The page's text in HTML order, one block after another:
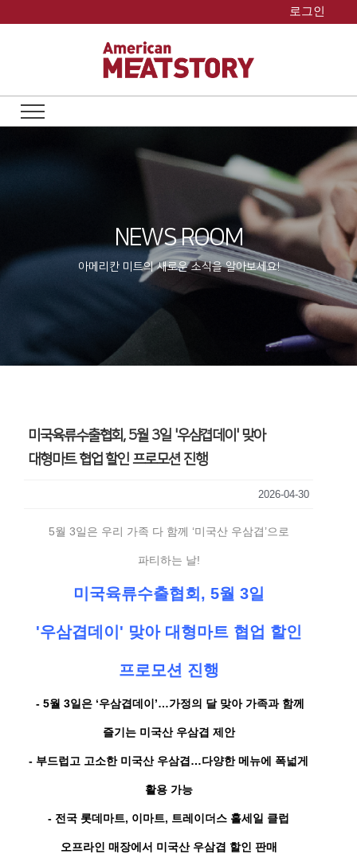
로그인
NEWS ROOM
아메리칸 미트의 새로운 소식을 알아보세요!
미국육류수출협회, 5월 3일 '우삼겹데이' 맞아
대형마트 협업 할인 프로모션 진행
2026-04-30
5월 3일은 우리 가족 다 함께 ‘미국산 우삼겹’으로
파티하는 날!
미국육류수출협회, 5월 3일
'우삼겹데이' 맞아 대형마트 협업 할인
프로모션 진행
- 5월 3일은 ‘우삼겹데이’…가정의 달 맞아 가족과 함께
즐기는 미국산 우삼겹 제안
- 부드럽고 고소한 미국산 우삼겹…다양한 메뉴에 폭넓게
활용 가능
- 전국 롯데마트, 이마트, 트레이더스 홀세일 클럽
오프라인 매장에서 미국산 우삼겹 할인 판매